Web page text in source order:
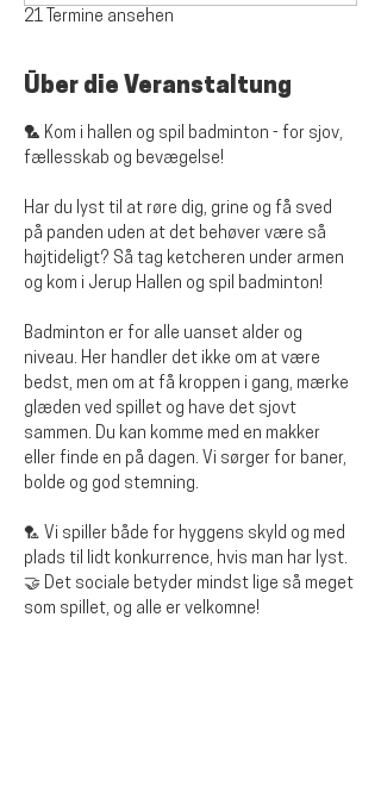
21 Termine ansehen
Über die Veranstaltung
🏸 Kom i hallen og spil badminton - for sjov,
fællesskab og bevægelse!
Har du lyst til at røre dig, grine og få sved
på panden uden at det behøver være så
højtideligt? Så tag ketcheren under armen
og kom i Jerup Hallen og spil badminton!
Badminton er for alle uanset alder og
niveau. Her handler det ikke om at være
bedst, men om at få kroppen i gang, mærke
glæden ved spillet og have det sjovt
sammen. Du kan komme med en makker
eller finde en på dagen. Vi sørger for baner,
bolde og god stemning.
🏸 Vi spiller både for hyggens skyld og med
plads til lidt konkurrence, hvis man har lyst.
🤝 Det sociale betyder mindst lige så meget
som spillet, og alle er velkomne!